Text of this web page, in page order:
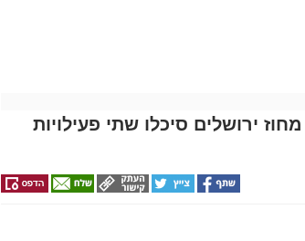
ירושלים סיכלו שתי פעילויות